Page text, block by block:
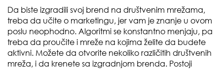
Da biste izgradili svoj brend na društvenim mrežama,
treba da učite o marketingu, jer vam je znanje u ovom
poslu neophodno. Algoritmi se konstantno menjaju, pa
treba da proučite i mreže na kojima želite da budete
aktivni. Možete da otvorite nekoliko različitih društvenih
mreža, i da krenete sa izgradnjom brenda. Postoji